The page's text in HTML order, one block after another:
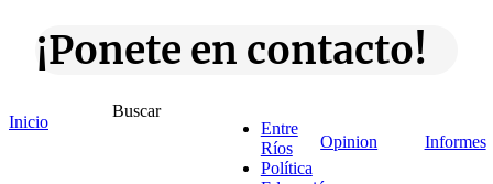
Inicio
Buscar
Entre
Ríos
Política
Opinion Informes
¡Ponete en contacto!
Escribe aquí abajo lo que desees buscar